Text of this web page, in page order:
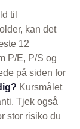
til
kan det
12
P/E, P/S og
på siden for
Kursmålet
Tjek også
stor risiko du